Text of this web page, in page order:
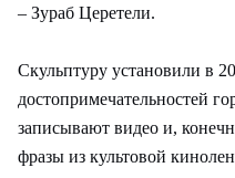
– Зураб Церетели.
Скульптуру установили в
достопримечательностей
записывают видео и,
фразы из культовой